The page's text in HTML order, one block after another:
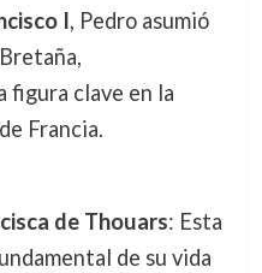
I, Pedro asumió
figura clave en la
Francia.
de Thouars: Esta
de su vida